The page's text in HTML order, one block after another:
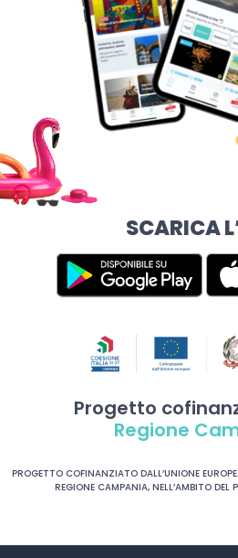
SCARICA
Progetto
Regione
PROGETTO COFINANZIATO DALL’UNIONE
REGIONE CAMPANIA, NELL’AMBITO